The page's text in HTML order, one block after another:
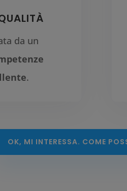
da un
.
OK, MI INTERESSA. COME